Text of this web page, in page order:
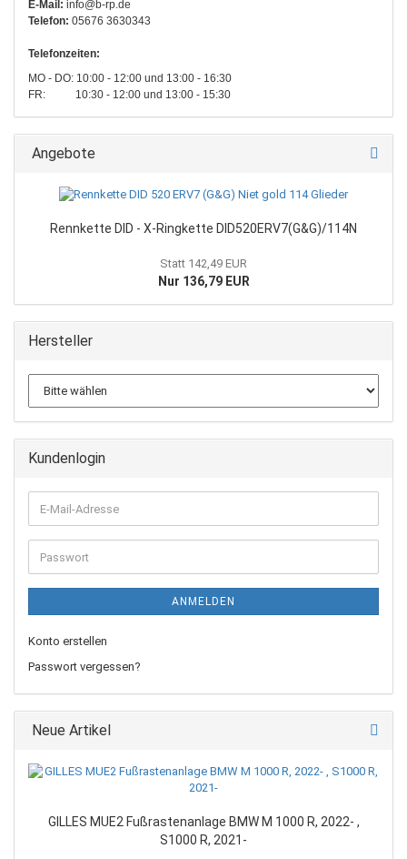
E-Mail: info@b-rp.de
Telefon: 05676 3630343
Telefonzeiten:
MO - DO: 10:00 - 12:00 und 13:00 - 16:30
FR: 10:30 - 12:00 und 13:00 - 15:30
Angebote
Rennkette DID - X-Ringkette DID520ERV7(G&G)/114N
Statt 142,49 EUR
Nur 136,79 EUR
Hersteller
Kundenlogin
E-
Mail-
Adresse
Passwort
ANMELDEN
Konto erstellen
Passwort vergessen?
Neue Artikel
GILLES MUE2 Fußrastenanlage BMW M 1000 R, 2022- ,
S1000 R, 2021-